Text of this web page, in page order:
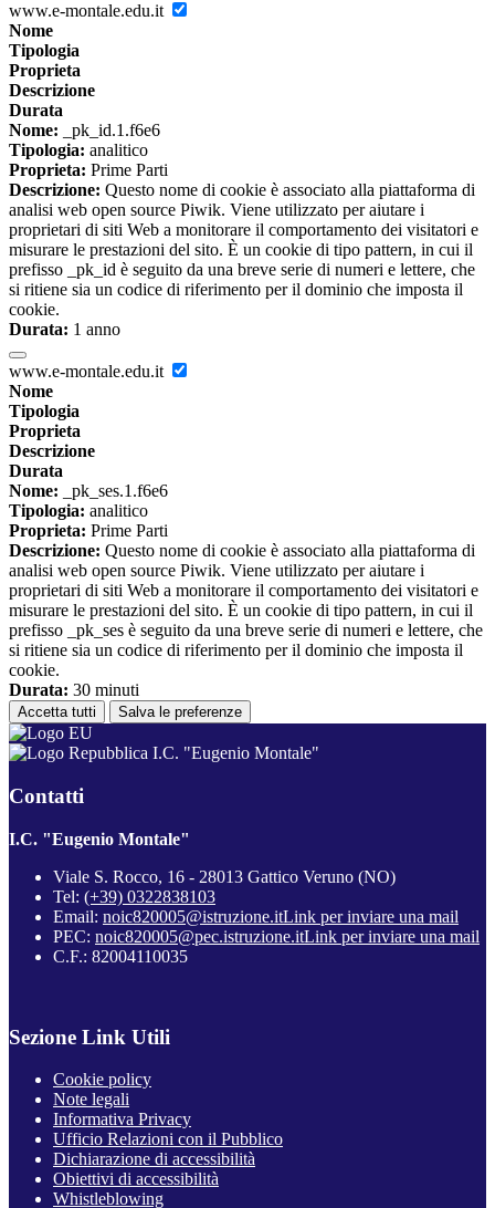
www.e-montale.edu.it
Nome
Tipologia
Proprieta
Descrizione
Durata
Nome: _pk_id.1.f6e6
Tipologia: analitico
Proprieta: Prime Parti
Descrizione: Questo nome di cookie è associato alla piattaforma di
analisi web open source Piwik. Viene utilizzato per aiutare i
proprietari di siti Web a monitorare il comportamento dei visitatori e
misurare le prestazioni del sito. È un cookie di tipo pattern, in cui il
prefisso _pk_id è seguito da una breve serie di numeri e lettere, che
si ritiene sia un codice di riferimento per il dominio che imposta il
cookie.
Durata: 1 anno
www.e-montale.edu.it
Nome
Tipologia
Proprieta
Descrizione
Durata
Nome: _pk_ses.1.f6e6
Tipologia: analitico
Proprieta: Prime Parti
Descrizione: Questo nome di cookie è associato alla piattaforma di
analisi web open source Piwik. Viene utilizzato per aiutare i
proprietari di siti Web a monitorare il comportamento dei visitatori e
misurare le prestazioni del sito. È un cookie di tipo pattern, in cui il
prefisso _pk_ses è seguito da una breve serie di numeri e lettere, che
si ritiene sia un codice di riferimento per il dominio che imposta il
cookie.
Durata: 30 minuti
Accetta tutti Salva le preferenze
I.C. "Eugenio Montale"
Contatti
I.C. "Eugenio Montale"
Viale S. Rocco, 16 - 28013 Gattico Veruno (NO)
Tel: (+39) 0322838103
Email: noic820005@istruzione.itLink per inviare una mail
PEC: noic820005@pec.istruzione.itLink per inviare una mail
C.F.: 82004110035
Sezione Link Utili
Cookie policy
Note legali
Informativa Privacy
Ufficio Relazioni con il Pubblico
Dichiarazione di accessibilità
Obiettivi di accessibilità
Whistleblowing